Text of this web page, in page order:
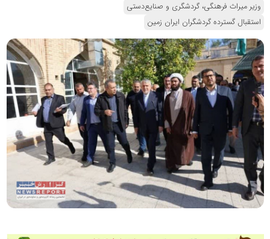
وزیر میراث فرهنگی، گردشگری و صنایع‌دستی
استقبال گسترده گردشگران ایران زمین